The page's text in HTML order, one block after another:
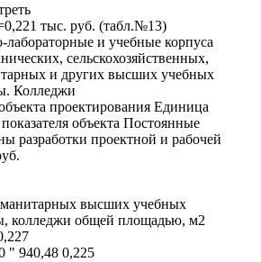
тыс. руб. (табл.№13)
и учебные корпуса
сельскохозяйственных,
и других высших учебных
Колледжи
проектирования Единица
объекта Постоянные
разработки проектной и рабочей
высших учебных
колледжи общей площадью, м2
" 940,48 0,225